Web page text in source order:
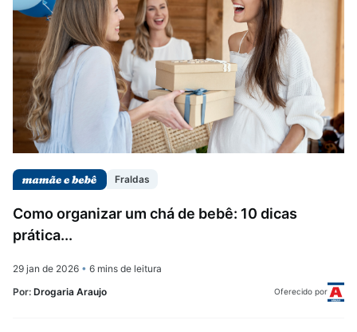
Fraldas
Como organizar um chá de bebê: 10 dicas
prática...
29 jan de 2026 • 6 mins de leitura
Por: Drogaria Araujo Oferecido por